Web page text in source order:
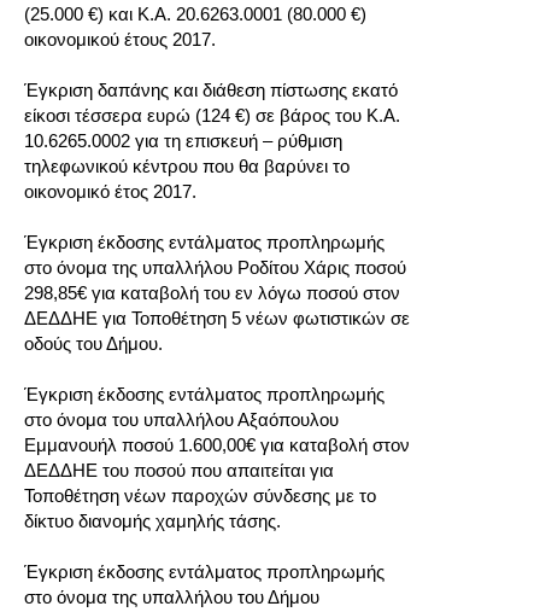
(25.000 €) και Κ.Α. 20.6263.0001 (80.000 €)
οικονομικού έτους 2017.
Έγκριση δαπάνης και διάθεση πίστωσης εκατό
είκοσι τέσσερα ευρώ (124€) σε βάρος του Κ.Α.
10.6265.0002 για τη επισκευή – ρύθμιση
τηλεφωνικού κέντρου που θα βαρύνει το
οικονομικό έτος 2017.
Έγκριση έκδοσης εντάλματος προπληρωμής
στο όνομα της υπαλλήλου Ροδίτου Χάρις ποσού
298,85€ για καταβολή του εν λόγω ποσού στον
ΔΕΔΔΗΕ για Τοποθέτηση 5 νέων φωτιστικών σε
οδούς του Δήμου.
Έγκριση έκδοσης εντάλματος προπληρωμής
στο όνομα του υπαλλήλου Αξαόπουλου
Εμμανουήλ ποσού 1.600,00€ για καταβολή στον
ΔΕΔΔΗΕ του ποσού που απαιτείται για
Τοποθέτηση νέων παροχών σύνδεσης με το
δίκτυο διανομής χαμηλής τάσης.
Έγκριση έκδοσης εντάλματος προπληρωμής
στο όνομα της υπαλλήλου του Δήμου